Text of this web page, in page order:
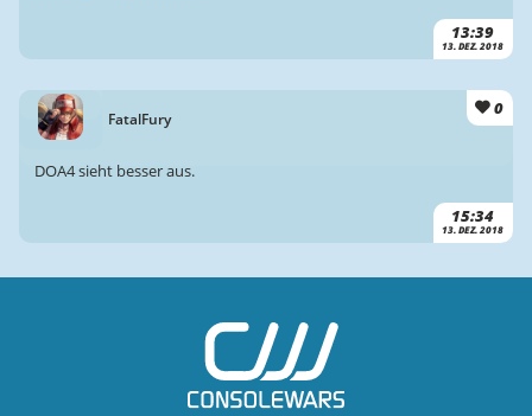
13:39
13. DEZ. 2018
FatalFury
0
15:34
13. DEZ. 2018
DOA4 sieht besser aus.